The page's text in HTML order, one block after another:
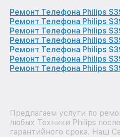
Ремонт Телефона Philips
Ремонт Телефона Philips
Ремонт Телефона Philips
Ремонт Телефона Philips
Ремонт Телефона Philips
Ремонт Телефона Philips
Ремонт Телефона Philips
Предлагаем услуги по
любых Техники Philips
гарантийного срока. Наш